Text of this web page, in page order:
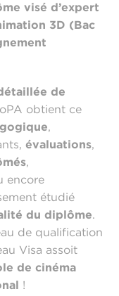
visé d’expert
3D (Bac
de
obtient ce
,
évaluations,
,
encore
étudié
du diplôme.
de qualification
Visa assoit
de cinéma
!